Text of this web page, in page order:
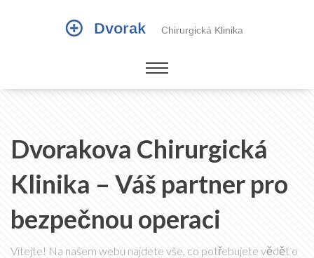
Dvorakova Chirurgická
Klinika – Váš partner pro
bezpečnou operaci
Vítejte! Na našem webu najdete vše, co potřebujete vědět o